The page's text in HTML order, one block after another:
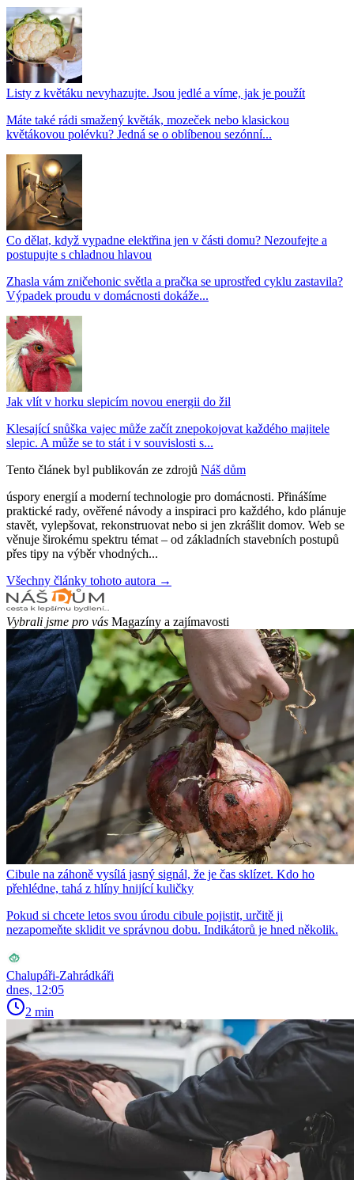
Listy z květáku nevyhazujte. Jsou jedlé a víme, jak je použít
Máte také rádi smažený květák, mozeček nebo klasickou
květákovou polévku? Jedná se o oblíbenou sezónní...
Co dělat, když vypadne elektřina jen v části domu? Nezoufejte a
postupujte s chladnou hlavou
Zhasla vám zničehonic světla a pračka se uprostřed cyklu zastavila?
Výpadek proudu v domácnosti dokáže...
Jak vlít v horku slepicím novou energii do žil
Klesající snůška vajec může začít znepokojovat každého majitele
slepic. A může se to stát i v souvislosti s...
Tento článek byl publikován ze zdrojů Náš dům
úspory energií a moderní technologie pro domácnosti. Přinášíme
praktické rady, ověřené návody a inspiraci pro každého, kdo plánuje
stavět, vylepšovat, rekonstruovat nebo si jen zkrášlit domov. Web se
věnuje širokému spektru témat – od základních stavebních postupů
přes tipy na výběr vhodných...
Všechny články tohoto autora →
Vybrali jsme pro vás Magazíny a zajímavosti
Cibule na záhoně vysílá jasný signál, že je čas sklízet. Kdo ho
přehlédne, tahá z hlíny hnijící kuličky
Pokud si chcete letos svou úrodu cibule pojistit, určitě ji
nezapomeňte sklidit ve správnou dobu. Indikátorů je hned několik.
Chalupáři-Zahrádkáři
dnes, 12:05
2 min